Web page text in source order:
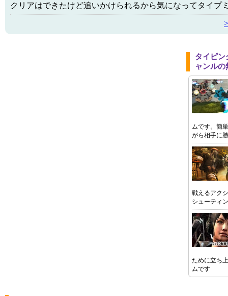
クリアはできたけど追いかけられるから気になってタイプ
タイピン
ャンルの
ムです。簡
がら相手に
戦えるアク
シューティ
ために立ち
ムです